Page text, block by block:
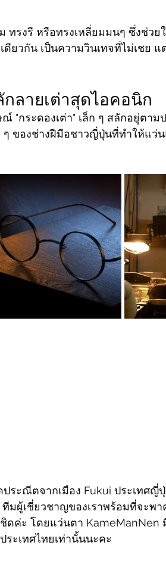
ทรงรี หรือทรงเหลี่ยมมนๆ ซึ่งช่ว
ยวกัน เป็นความวินเทจที่ไม่เชย
ลายเต่าสุดไอคอนิก
"กระดองเต่า" เล็ก ๆ สลักอยู่ตาม
ๆ ของช่างฝีมือชาวญี่ปุ่นที่ทำให้แว่
ะณีตจากเมือง Fukui ประเทศญี่ปุ่
มผู้เชี่ยวชาญของเราพร้อมที่จะพ
ดค่ะ โดยแว่นตา KameManNen
ระเทศไทยเท่านั้นนะคะ